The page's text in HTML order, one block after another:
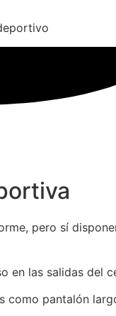
pero sí
en las salidas
como pantalón